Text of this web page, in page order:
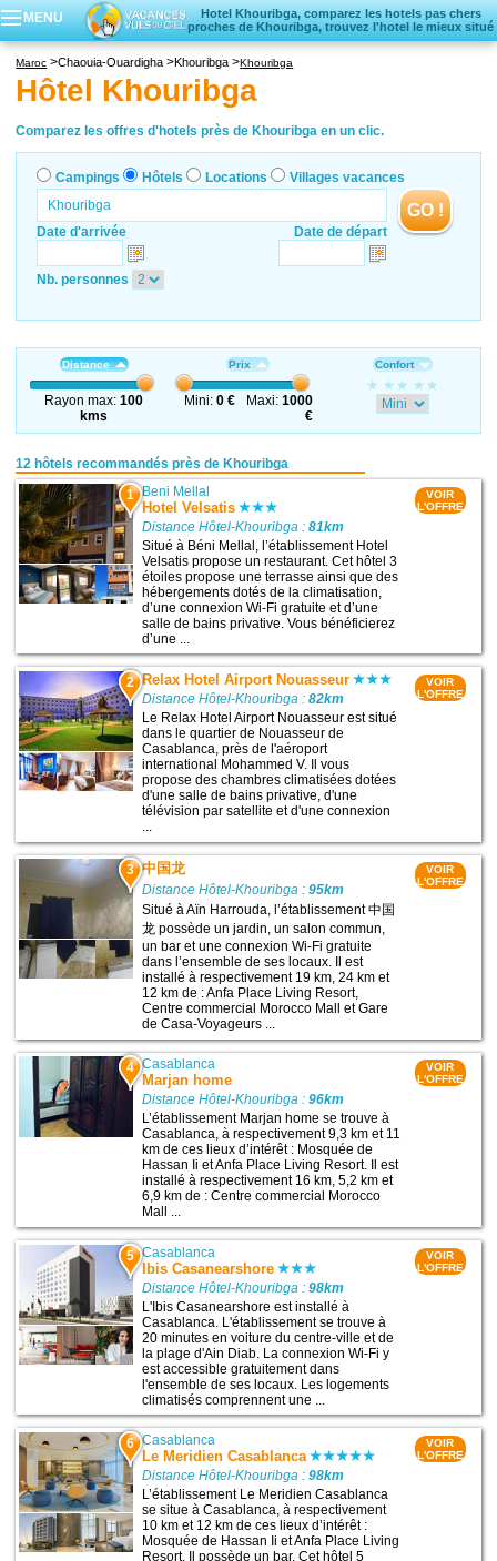
MENU
Hotel Khouribga, comparez les hotels pas chers
proches de Khouribga, trouvez l'hotel le mieux situé
Locations vacances
Villages vacances
Maroc Chaouia-Ouardigha Khouribga Khouribga
Hôtel Khouribga
Comparez les offres d'hotels près de Khouribga en un clic.
Campings Hôtels Locations Villages vacances
Date d'arrivée Date de départ
GO !
Nb. personnes
Distance
Rayon max:100
kms
Prix
Mini: 0 € Maxi:1000
€
Confort
12 hôtels recommandés près de Khouribga
1 Beni Mellal
Hotel Velsatis
Distance Hôtel-Khouribga :81km
Situé à Béni Mellal, l’établissement Hotel
Velsatis propose un restaurant. Cet hôtel 3
étoiles propose une terrasse ainsi que des
hébergements dotés de la climatisation,
d’une connexion Wi-Fi gratuite et d’une
salle de bains privative. Vous bénéficierez
d’une ...
VOIR
L'OFFRE
2 Relax Hotel Airport Nouasseur
Distance Hôtel-Khouribga :82km
Le Relax Hotel Airport Nouasseur est situé
dans le quartier de Nouasseur de
Casablanca, près de l'aéroport
international Mohammed V. Il vous
propose des chambres climatisées dotées
d'une salle de bains privative, d'une
télévision par satellite et d'une connexion
...
VOIR
L'OFFRE
3 中国龙
Distance Hôtel-Khouribga :95km
Situé à Aïn Harrouda, l’établissement 中国
龙 possède un jardin, un salon commun,
un bar et une connexion Wi-Fi gratuite
dans l’ensemble de ses locaux. Il est
installé à respectivement 19 km, 24 km et
12 km de : Anfa Place Living Resort,
Centre commercial Morocco Mall et Gare
de Casa-Voyageurs ...
VOIR
L'OFFRE
4 Casablanca
Marjan home
Distance Hôtel-Khouribga :96km
L’établissement Marjan home se trouve à
Casablanca, à respectivement 9,3 km et 11
km de ces lieux d’intérêt : Mosquée de
Hassan Ii et Anfa Place Living Resort. Il est
installé à respectivement 16 km, 5,2 km et
6,9 km de : Centre commercial Morocco
Mall ...
VOIR
L'OFFRE
5 Casablanca
Ibis Casanearshore
Distance Hôtel-Khouribga :98km
L'Ibis Casanearshore est installé à
Casablanca. L'établissement se trouve à
20 minutes en voiture du centre-ville et de
la plage d'Ain Diab. La connexion Wi-Fi y
est accessible gratuitement dans
l'ensemble de ses locaux. Les logements
climatisés comprennent une ...
VOIR
L'OFFRE
6 Casablanca
Le Meridien Casablanca
Distance Hôtel-Khouribga :98km
L’établissement Le Meridien Casablanca
se situe à Casablanca, à respectivement
10 km et 12 km de ces lieux d’intérêt :
Mosquée de Hassan Ii et Anfa Place Living
Resort. Il possède un bar. Cet hôtel 5
VOIR
L'OFFRE